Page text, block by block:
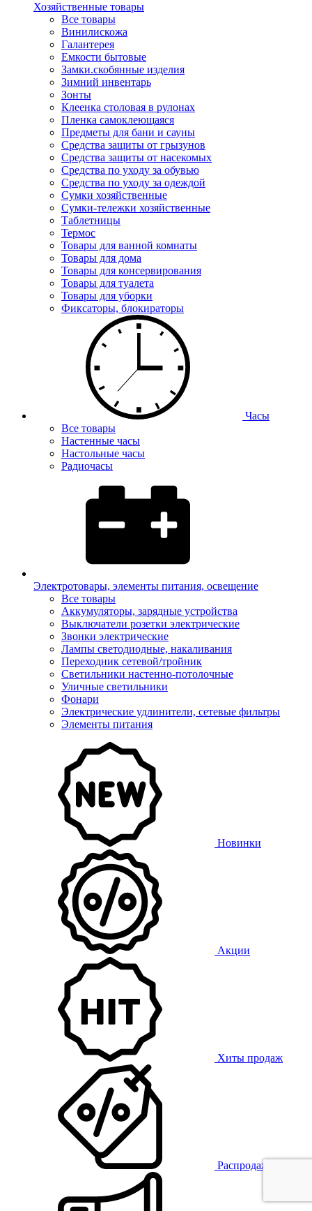
Хозяйственные товары
Все товары
Винилискожа
Галантерея
Емкости бытовые
Замки.скобянные изделия
Зимний инвентарь
Зонты
Клеенка столовая в рулонах
Пленка самоклеющаяся
Предметы для бани и сауны
Средства защиты от грызунов
Средства защиты от насекомых
Средства по уходу за обувью
Средства по уходу за одеждой
Сумки хозяйственные
Сумки-тележки хозяйственные
Таблетницы
Термос
Товары для ванной комнаты
Товары для дома
Товары для консервирования
Товары для туалета
Товары для уборки
Фиксаторы, блокираторы
Часы
Все товары
Настенные часы
Настольные часы
Радиочасы
Электротовары, элементы питания, освещение
Все товары
Аккумуляторы, зарядные устройства
Выключатели розетки электрические
Звонки электрические
Лампы светодиодные, накаливания
Переходник сетевой/тройник
Светильники настенно-потолочные
Уличные светильники
Фонари
Электрические удлинители, сетевые фильтры
Элементы питания
Новинки
Акции
Хиты продаж
Распродажа